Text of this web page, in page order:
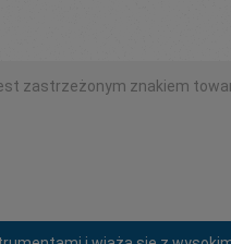
zastrzeżonym znakiem